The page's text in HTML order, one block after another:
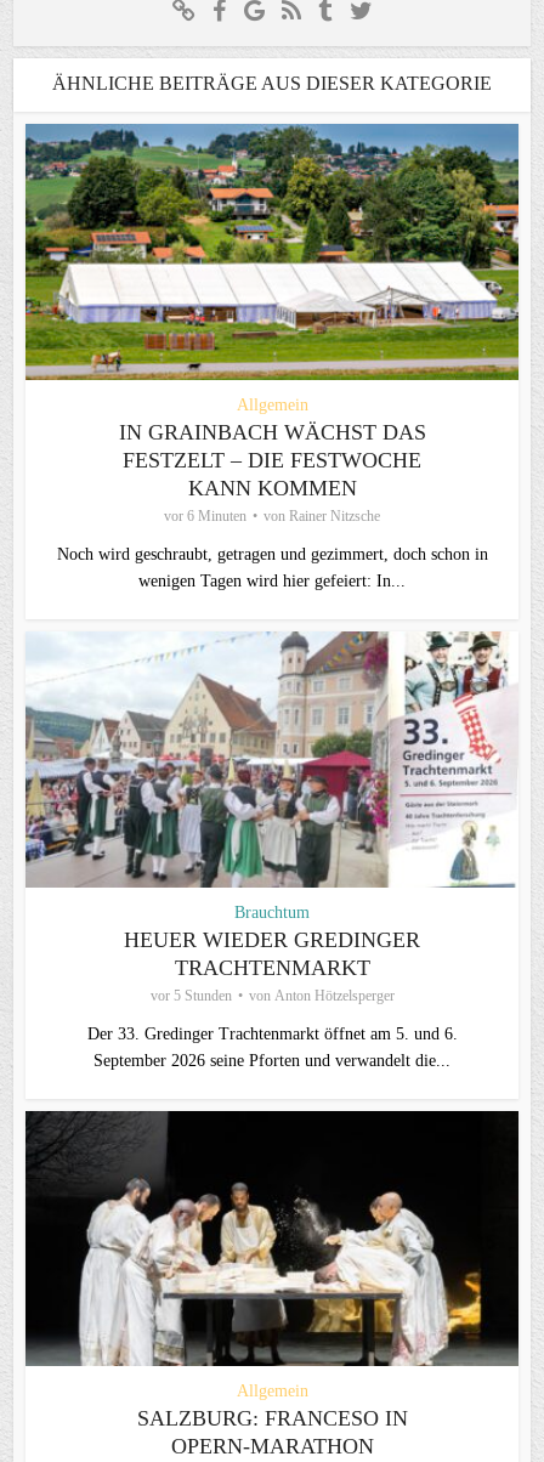
ÄHNLICHE BEITRÄGE AUS DIESER KATEGORIE
Allgemein
IN GRAINBACH WÄCHST DAS
FESTZELT – DIE FESTWOCHE
KANN KOMMEN
vor 6 Minuten von Rainer Nitzsche
Noch wird geschraubt, getragen und gezimmert, doch schon in
wenigen Tagen wird hier gefeiert: In...
Brauchtum
HEUER WIEDER GREDINGER
TRACHTENMARKT
vor 5 Stunden von Anton Hötzelsperger
Der 33. Gredinger Trachtenmarkt öffnet am 5. und 6.
September 2026 seine Pforten und verwandelt die...
Allgemein
SALZBURG: FRANCESO IN
OPERN-MARATHON